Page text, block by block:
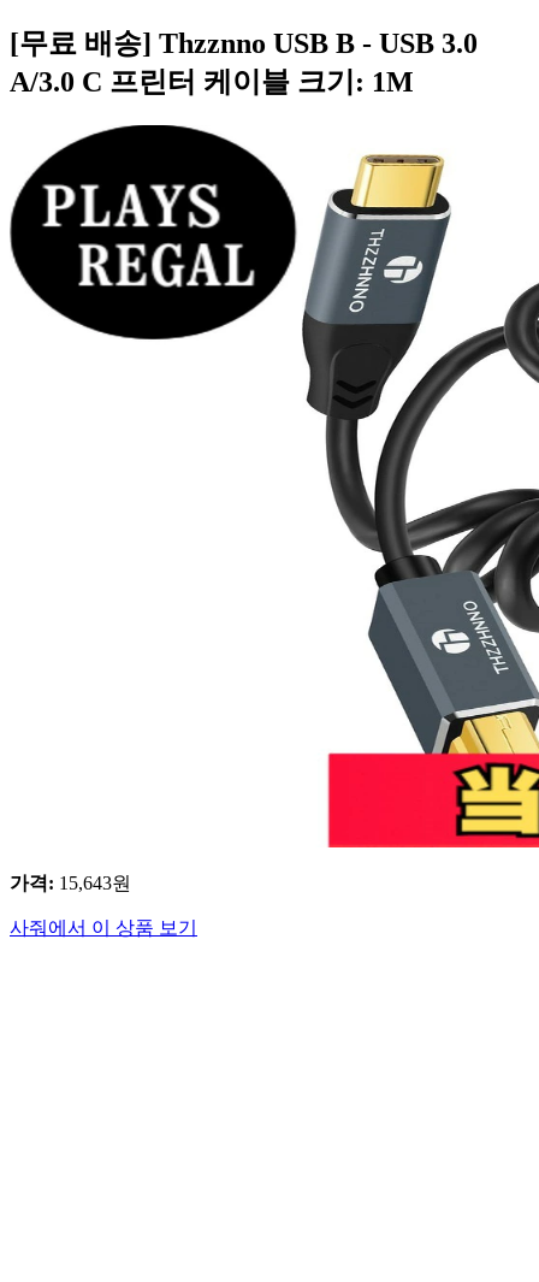
[무료 배송] Thzznno USB B - USB 3.0
A/3.0 C 프린터 케이블 크기: 1M
가격: 15,643원
사줘에서 이 상품 보기